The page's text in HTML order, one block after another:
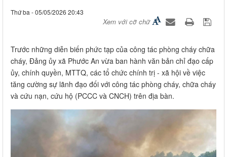
Thứ ba - 05/05/2026 20:43
Xem với cỡ chữ
Trước những diễn biến phức tạp của công tác phòng cháy chữa
cháy, Đảng ủy xã Phước An vừa ban hành văn bản chỉ đạo cấp
ủy, chính quyền, MTTQ, các tổ chức chính trị - xã hội về việc
tăng cường sự lãnh đạo đối với công tác phòng cháy, chữa cháy
và cứu nạn, cứu hộ (PCCC và CNCH) trên địa bàn.